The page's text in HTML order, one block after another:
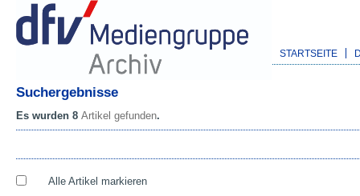
STARTSEITE
Suchergebnisse
Es wurden 8 Artikel gefunden.
Alle Artikel markieren